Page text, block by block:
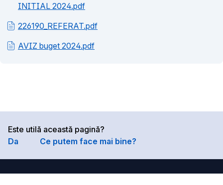
INITIAL 2024.pdf
226190_REFERAT.pdf
AVIZ buget 2024.pdf
Este utilă această pagină?
Da
Ce putem face mai bine?